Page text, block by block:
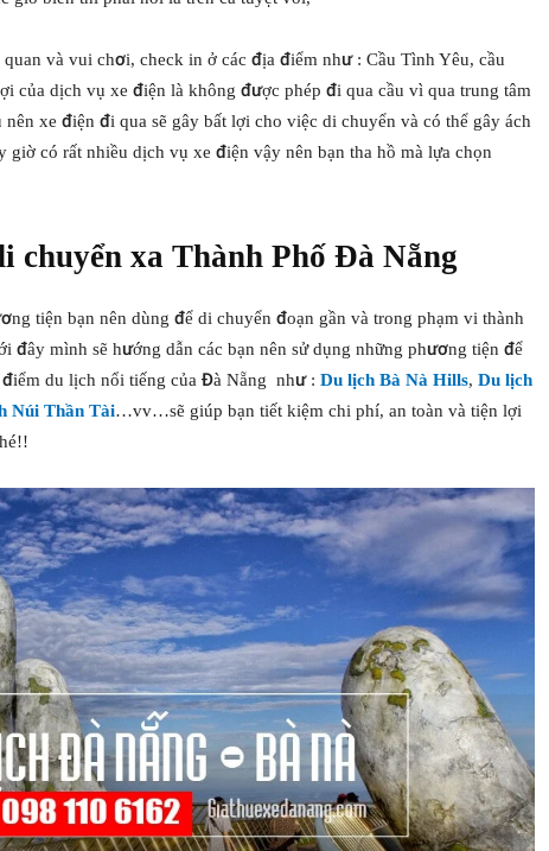
và vui chơi, check in ở các địa điểm như : Cầu Tình Yêu, cầu
của dịch vụ xe điện là không được phép đi qua cầu vì qua trung tâm
xe điện đi qua sẽ gây bất lợi cho việc di chuyển và có thể gây ách
giờ có rất nhiều dịch vụ xe điện vậy nên bạn tha hồ mà lựa chọn
chuyển xa Thành Phố Đà Nẵng
tiện bạn nên dùng để di chuyển đoạn gần và trong phạm vi thành
đây mình sẽ hướng dẫn các bạn nên sử dụng những phương tiện để
du lịch nổi tiếng của Đà Nẵng như : Du lịch Bà Nà Hills, Du lịch
Núi Thần Tài…vv…sẽ giúp bạn tiết kiệm chi phí, an toàn và tiện lợi